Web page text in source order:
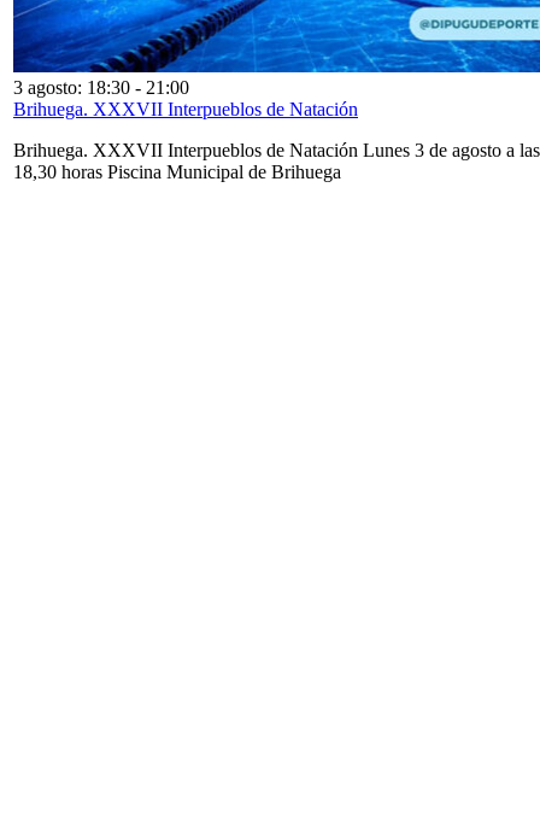
3 agosto: 18:30 - 21:00
Brihuega. XXXVII Interpueblos de Natación
Brihuega. XXXVII Interpueblos de Natación Lunes 3 de agosto a las
18,30 horas Piscina Municipal de Brihuega